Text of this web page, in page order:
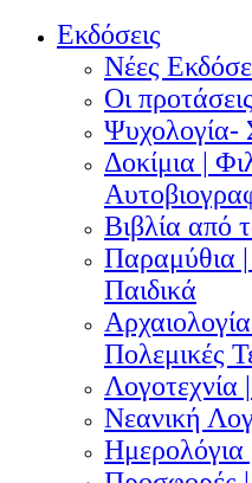
Εκδόσεις
Νέες
Οι
Ψυχολογία-
Δοκίμια |
Βιβλία από
Παραμύθια |
Παιδικά
Πολεμικές
Λογοτεχνία
Νεανική
Ημερολόγια